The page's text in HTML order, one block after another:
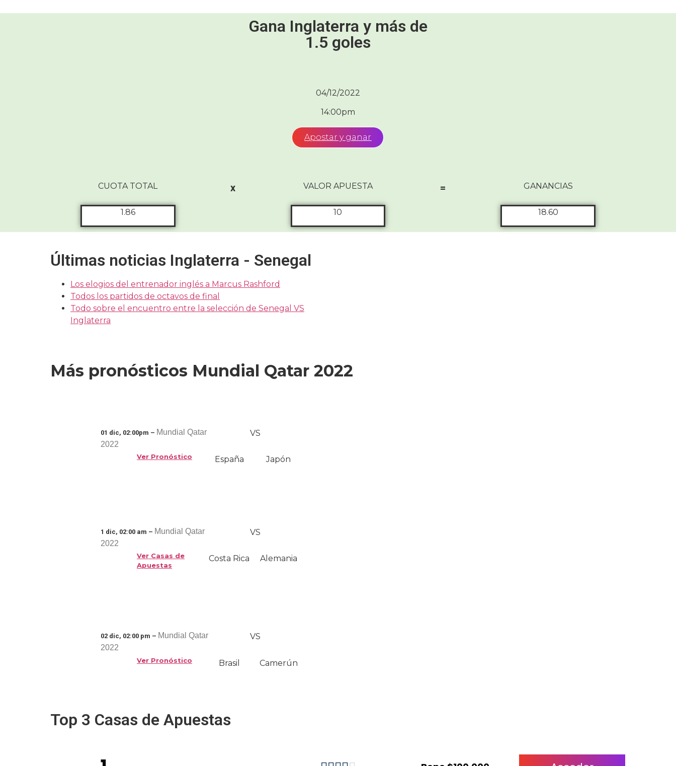
Gana Inglaterra y más de
1.5 goles
04/12/2022
14:00pm
Apostar y ganar
CUOTA TOTAL
1.86
x VALOR APUESTA
10
= GANANCIAS
18.60
Últimas noticias Inglaterra - Senegal
Los elogios del entrenador inglés a Marcus Rashford
Todos los partidos de octavos de final
Todo sobre el encuentro entre la selección de Senegal VS
Inglaterra
Más pronósticos Mundial Qatar 2022
01 dic, 02:00pm – Mundial Qatar
2022
Ver Pronóstico España
VS
Japón
1 dic, 02:00 am – Mundial Qatar
2022
Ver Casas de
Apuestas
Costa Rica
VS
Alemania
02 dic, 02:00 pm – Mundial Qatar
2022
Ver Pronóstico Brasil
VS
Camerún
Top 3 Casas de Apuestas